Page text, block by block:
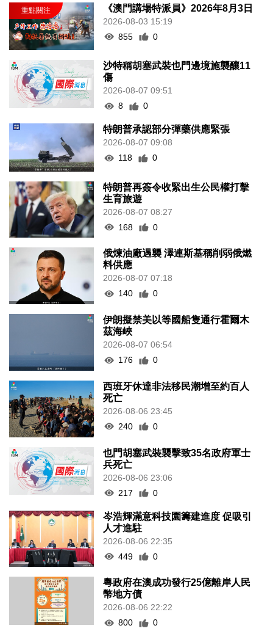
《澳門講場特派員》2026年8月3日
2026-08-03 15:19
855
0
沙特稱胡塞武裝也門邊境施襲釀11
傷
2026-08-07 09:51
8
0
特朗普承認部分彈藥供應緊張
2026-08-07 09:08
118
0
特朗普再簽令收緊出生公民權打擊
生育旅遊
2026-08-07 08:27
168
0
俄煉油廠遇襲 澤連斯基稱削弱俄燃
料供應
2026-08-07 07:18
140
0
伊朗擬禁美以等國船隻通行霍爾木
茲海峽
2026-08-07 06:54
176
0
西班牙休達非法移民潮增至約百人
死亡
2026-08-06 23:45
240
0
也門胡塞武裝襲擊致35名政府軍士
兵死亡
2026-08-06 23:06
217
0
岑浩輝滿意科技園籌建進度 促吸引
人才進駐
2026-08-06 22:35
449
0
粵政府在澳成功發行25億離岸人民
幣地方債
2026-08-06 22:22
800
0